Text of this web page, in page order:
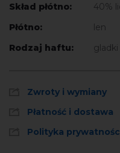
Skład płótno:
40%
Płótno:
len
Rodzaj haftu:
gladki
Zwroty i wymiany
Płatność i dostawa
Polityka